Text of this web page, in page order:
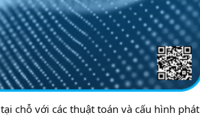
chỗ với các thuật toán và cấu hình phát